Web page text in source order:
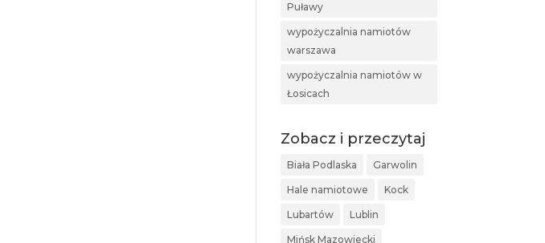
Puławy
wypożyczalnia namiotów
warszawa
wypożyczalnia namiotów w
Łosicach
Zobacz i przeczytaj
Biała Podlaska Garwolin
Hale namiotowe Kock
Lubartów Lublin
Mińsk Mazowiecki